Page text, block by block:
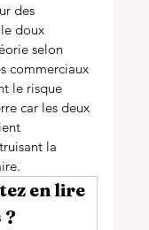
des
doux
selon
commerciaux
le risque
car les deux
la
en lire
?